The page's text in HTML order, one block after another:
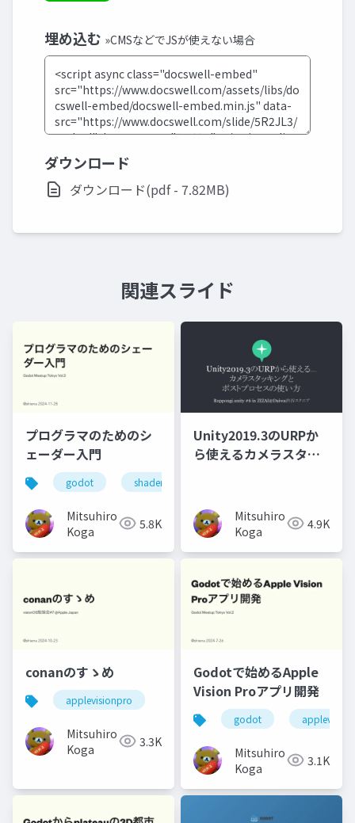
埋め込む »CMSなどでJSが使えない場合
ダウンロード
ダウンロード(pdf - 7.82MB)
関連スライド
プログラマのためのシ
ェーダー入門
godot shader
Mitsuhiro
Koga
5.8K
Unity2019.3のURPか
ら使えるカメラスタッ
Mitsuhiro
Koga
4.9K
conanのすゝめ
applevisionpro
Mitsuhiro
Koga
3.3K
Godotで始めるApple
Vision Proアプリ開発
godot
Mitsuhiro
Koga
3.1K